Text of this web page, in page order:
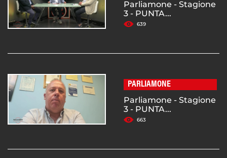
Parliamone - Stagione
3 - PUNTA...
639
PARLIAMONE
Parliamone - Stagione
3 - PUNTA...
663